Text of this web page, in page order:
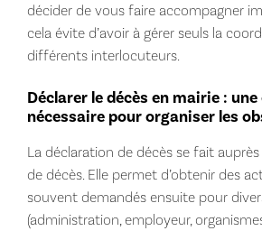
décider de vous faire accompagner
cela évite d’avoir à gérer seuls la
différents interlocuteurs.
Déclarer le décès en mairie :
nécessaire pour organiser les
La déclaration de décès se fait
de décès. Elle permet d’obtenir des
souvent demandés ensuite pour
(administration, employeur,